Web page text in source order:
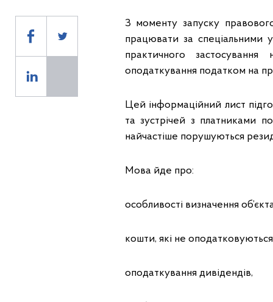
З моменту запуску
працювати за спеціальними
практичного
оподаткування податком на
Цей інформаційний лист
та зустрічей з платниками
найчастіше порушуються
Мова йде про:
особливості визначення
кошти, які не
оподаткування дивідендів,